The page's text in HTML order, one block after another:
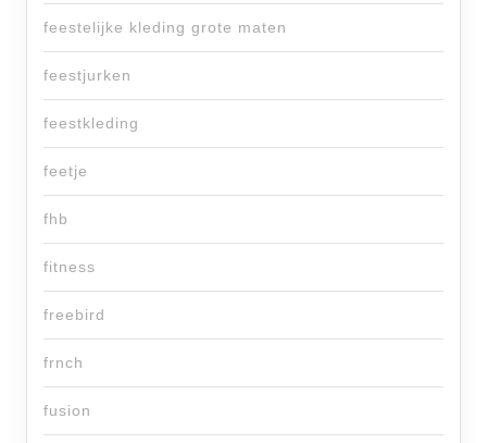
feestelijke kleding grote maten
feestjurken
feestkleding
feetje
fhb
fitness
freebird
frnch
fusion